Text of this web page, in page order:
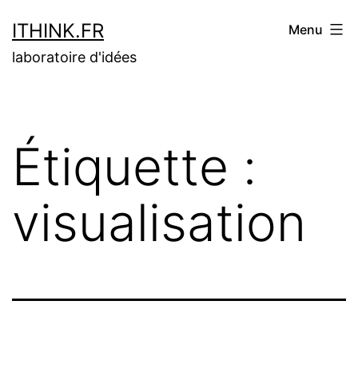
au
contenu
ITHINK.FR
laboratoire d'idées
Menu
Étiquette :
visualisation